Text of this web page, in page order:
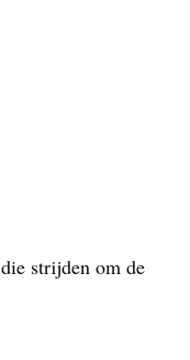
strijden om de